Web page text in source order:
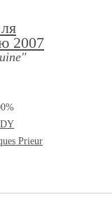
2007
Prieur